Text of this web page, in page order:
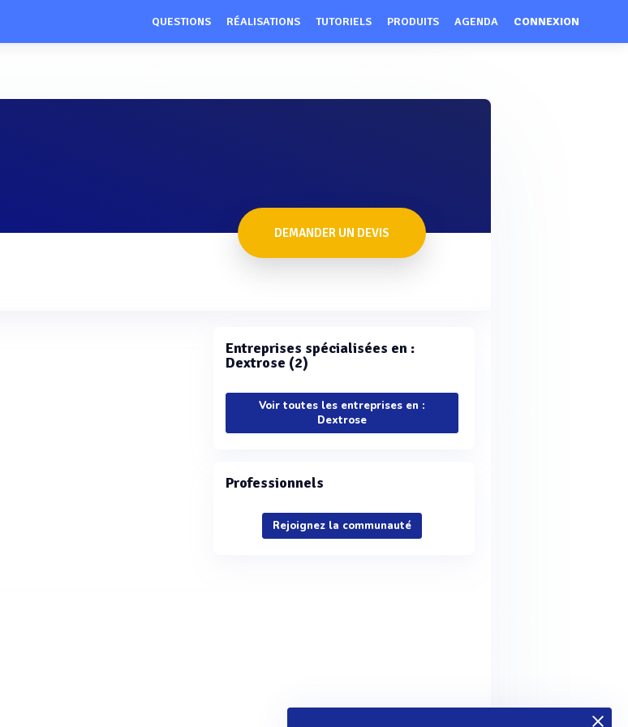
QUESTIONS RÉALISATIONS TUTORIELS PRODUITS AGENDA CONNEXION
DEMANDER UN DEVIS
Entreprises spécialisées en :
Dextrose (2)
Voir toutes les entreprises en :
Dextrose
Professionnels
Rejoignez la communauté